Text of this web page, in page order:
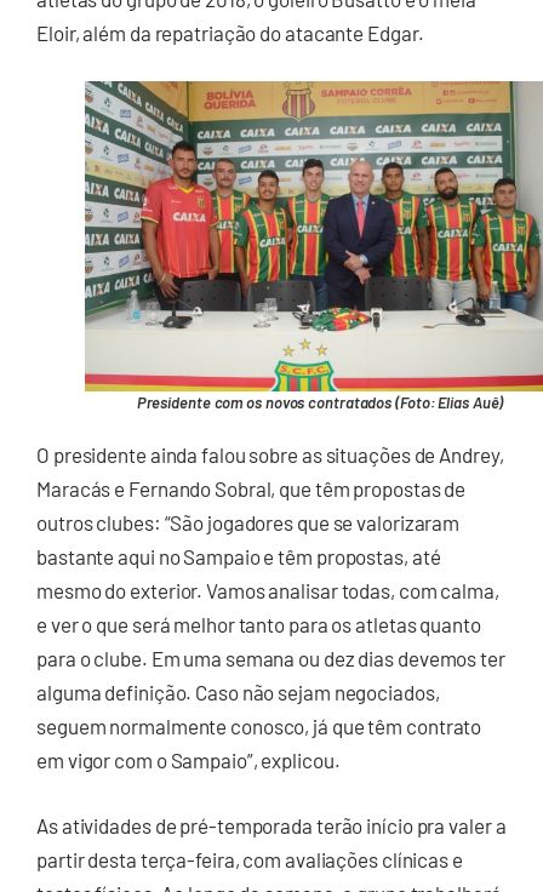
Eloir, além da repatriação do atacante Edgar.
Presidente com os novos contratados (Foto: Elias Auê)
O presidente ainda falou sobre as situações de Andrey,
Maracás e Fernando Sobral, que têm propostas de
outros clubes: “São jogadores que se valorizaram
bastante aqui no Sampaio e têm propostas, até
mesmo do exterior. Vamos analisar todas, com calma,
e ver o que será melhor tanto para os atletas quanto
para o clube. Em uma semana ou dez dias devemos ter
alguma definição. Caso não sejam negociados,
seguem normalmente conosco, já que têm contrato
em vigor com o Sampaio”, explicou.
As atividades de pré-temporada terão início pra valer a
partir desta terça-feira, com avaliações clínicas e